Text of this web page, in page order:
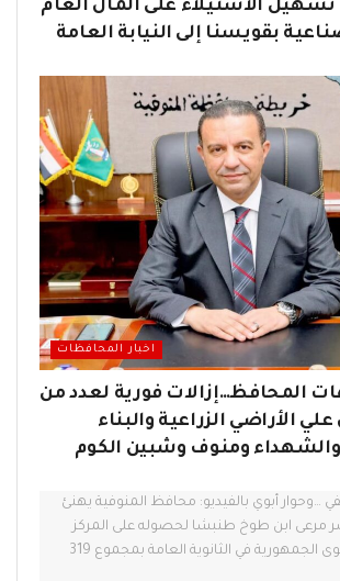
الاستيلاء على المال العام
بقويسنا إلى النيابة العامة
اخبار المحافظات
المحافظ…إزالات فورية لعدد من
الأراضي الزراعية والبناء
والشهداء ومنوف وشبين الكوم